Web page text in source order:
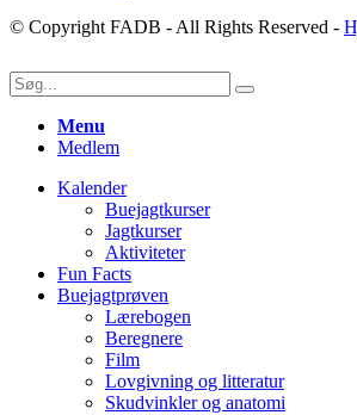
© Copyright FADB - All Rights Reserved -
Menu
Medlem
Kalender
Buejagtkurser
Jagtkurser
Aktiviteter
Fun Facts
Buejagtprøven
Lærebogen
Beregnere
Film
Lovgivning og litteratur
Skudvinkler og anatomi